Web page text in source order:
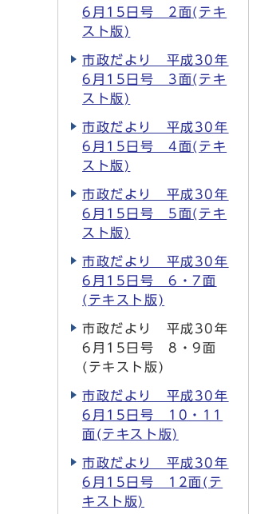
6月15日号 2面(テキ
スト版)
市政だより 平成30年
6月15日号 3面(テキ
スト版)
市政だより 平成30年
6月15日号 4面(テキ
スト版)
市政だより 平成30年
6月15日号 5面(テキ
スト版)
市政だより 平成30年
6月15日号 6・7面
(テキスト版)
市政だより 平成30年
6月15日号 8・9面
(テキスト版)
市政だより 平成30年
6月15日号 10・11
面(テキスト版)
市政だより 平成30年
6月15日号 12面(テ
キスト版)